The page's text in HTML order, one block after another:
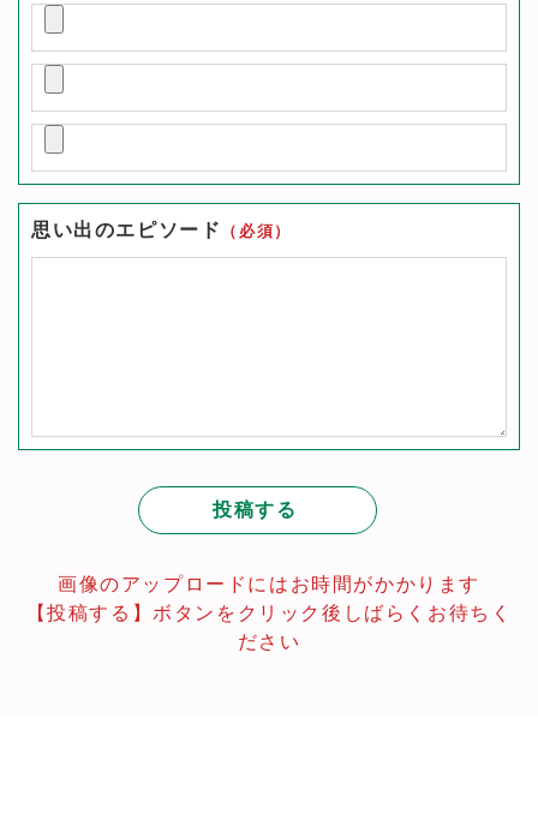
思い出のエピソード
画像のアップロードにはお時間がかかります
【投稿する】ボタンをクリック後しばらくお待ちく
ださい